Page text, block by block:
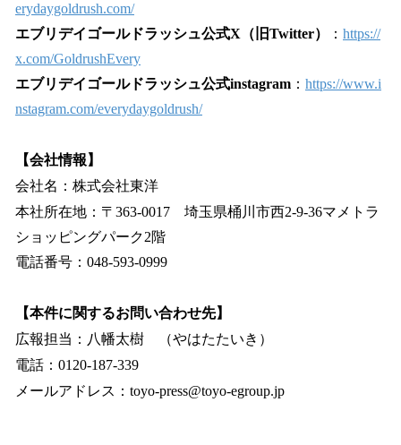
erydaygoldrush.com/
エブリデイゴールドラッシュ公式X（旧Twitter）
： https://
x.com/GoldrushEvery
エブリデイゴールドラッシュ公式instagram ： https://www.i
nstagram.com/everydaygoldrush/
【会社情報】
会社名：株式会社東洋
本社所在地：〒363-0017 埼玉県桶川市西2-9-36マメトラ
ショッピングパーク2階
電話番号：048-593-0999
【本件に関するお問い合わせ先】
広報担当：八幡太樹 （やはたたいき）
電話：0120-187-339
メールアドレス：toyo-press@toyo-egroup.jp